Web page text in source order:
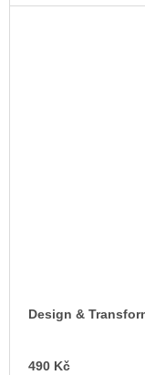
Design &
490 Kč